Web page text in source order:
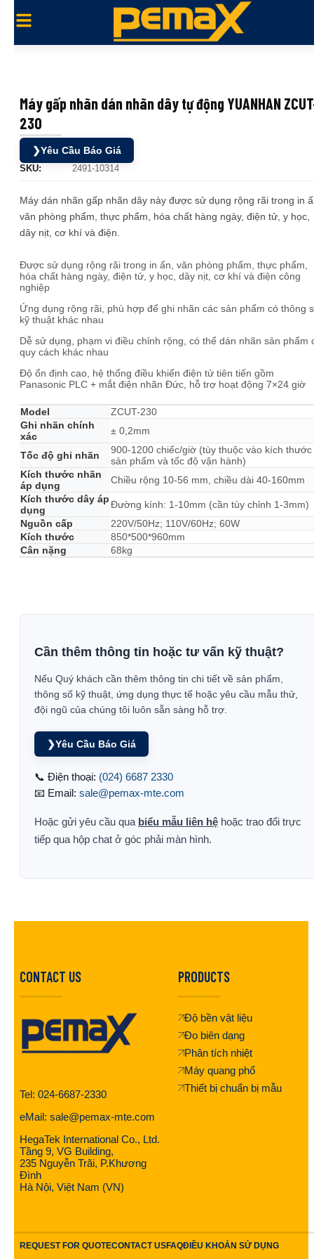
Máy gấp nhãn dán nhãn dây tự động YUANHAN
230
❯Yêu Cầu Báo Giá
SKU: 2491-10314
Máy dán nhãn gấp nhãn dây này được sử dụng rộng rãi trong in
văn phòng phẩm, thực phẩm, hóa chất hàng ngày, điện tử, y học,
dây nịt, cơ khí và điện.
Được sử dụng rộng rãi trong in ấn, văn phòng phẩm, thực phẩm,
hóa chất hàng ngày, điện tử, y học, dây nịt, cơ khí và điện công
nghiệp
Ứng dụng rộng rãi, phù hợp để ghi nhãn các sản phẩm có thông
kỹ thuật khác nhau
Dễ sử dụng, phạm vi điều chỉnh rộng, có thể dán nhãn sản phẩm
quy cách khác nhau
Độ ổn định cao, hệ thống điều khiển điện tử tiên tiến gồm
Panasonic PLC + mắt điện nhãn Đức, hỗ trợ hoạt động 7×24 giờ
Model
ZCUT-230
Ghi nhãn chính
xác
± 0,2mm
Tốc độ ghi nhãn
900-1200 chiếc/giờ (tùy thuộc vào kích thước
sản phẩm và tốc độ vận hành)
Kích thước nhãn
áp dụng
Chiều rộng 10-56 mm, chiều dài 40-160mm
Kích thước dây áp
dụng
Đường kính: 1-10mm (cần tùy chỉnh 1-3mm)
Nguồn cấp
220V/50Hz; 110V/60Hz; 60W
Kích thước
850*500*960mm
Cân nặng
68kg
Cần thêm thông tin hoặc tư vấn kỹ thuật?
Nếu Quý khách cần thêm thông tin chi tiết về sản phẩm,
thông số kỹ thuật, ứng dụng thực tế hoặc yêu cầu mẫu thử,
đội ngũ của chúng tôi luôn sẵn sàng hỗ trợ.
❯Yêu Cầu Báo Giá
📞 Điện thoại: (024) 6687 2330
📧 Email: sale@pemax-mte.com
Hoặc gửi yêu cầu qua biểu mẫu liên hệ hoặc trao đổi trực
tiếp qua hộp chat ở góc phải màn hình.
CONTACT US
Tel: 024-6687-2330
eMail: sale@pemax-mte.com
HegaTek International Co., Ltd.
Tầng 9, VG Building,
235 Nguyễn Trãi, P.Khương
Đình
Hà Nội, Việt Nam (VN)
PRODUCTS
Độ bền vật liệu
Đo biên dạng
Phân tích nhiệt
Máy quang phổ
Thiết bị chuẩn bị mẫu
REQUEST FOR QUOTECONTACT USFAQĐIỀU KHOẢN SỬ DỤNG